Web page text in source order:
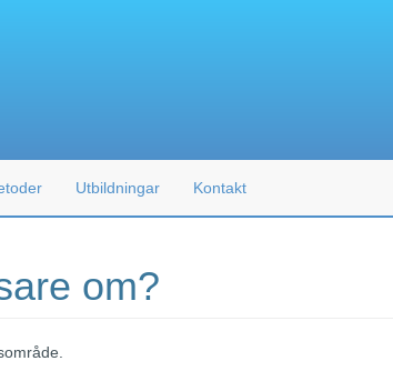
Utbildningar Kontakt
om?